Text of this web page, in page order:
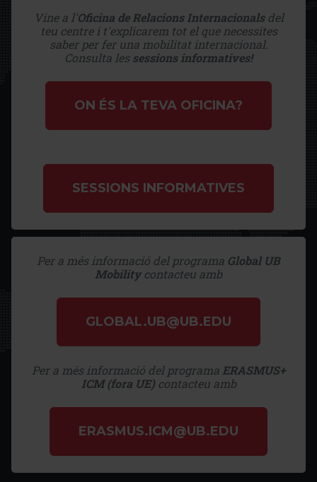
Vine a l'Oficina de Relacions Internacionalsdel
teu centre i t'explicarem tot el que necessites
saber per fer una mobilitat internacional.
Consulta lessessions informatives!
ON ÉS LA TEVA OFICINA?
SESSIONS INFORMATIVES
Per a més informació del programa Global UB
Mobilitycontacteu amb
GLOBAL.UB@UB.EDU
Per a més informació del programa ERASMUS+
ICM (fora UE)contacteu amb
ERASMUS.ICM@UB.EDU